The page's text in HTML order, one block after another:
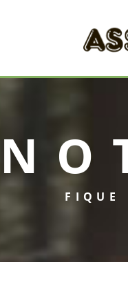
ASSUEL
FIQUE